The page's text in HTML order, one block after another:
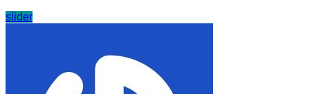
slider